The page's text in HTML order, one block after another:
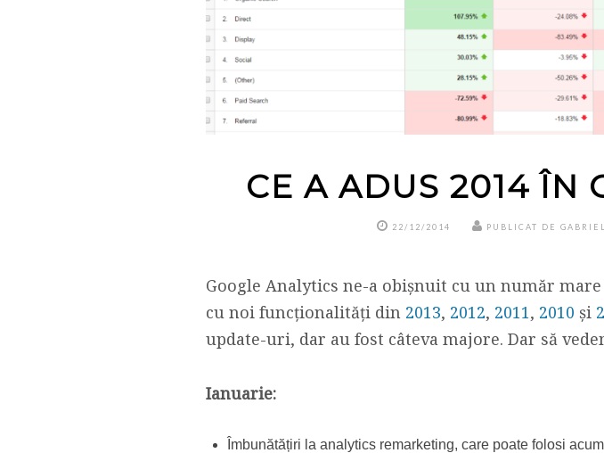
CE A ADUS 2014 ÎN
22/12/2014 PUBLICAT DE
Google Analytics ne-a obișnuit cu un număr
cu noi funcționalități din 2013, 2012, 2011, 2010 și
update-uri, dar au fost câteva majore. Dar să
Ianuarie:
Îmbunătățiri la analytics remarketing, care poate folosi